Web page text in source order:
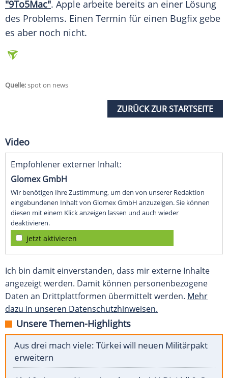
"9To5Mac". Apple arbeite bereits an einer Lösung
des Problems. Einen Termin für einen Bugfix gebe
es aber noch nicht.
Quelle:spot on news
ZURÜCK ZUR STARTSEITE
Video
Empfohlener externer Inhalt:
Glomex GmbH
Wir benötigen Ihre Zustimmung, um den von unserer Redaktion
eingebundenen Inhalt von Glomex GmbH anzuzeigen. Sie können
diesen mit einem Klick anzeigen lassen und auch wieder
deaktivieren.
jetzt aktivieren
Ich bin damit einverstanden, dass mir externe Inhalte
angezeigt werden. Damit können personenbezogene
Daten an Drittplattformen übermittelt werden. Mehr
dazu in unseren Datenschutzhinweisen.
Unsere Themen-Highlights
Aus drei mach viele: Türkei will neuen Militärpakt
erweitern